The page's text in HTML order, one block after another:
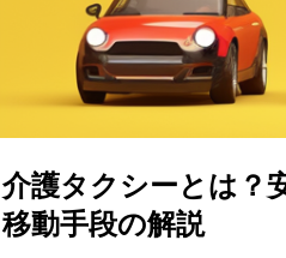
介護タクシーとは？
移動手段の解説